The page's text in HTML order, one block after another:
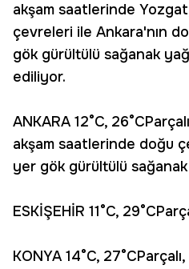
akşam saatlerinde
çevreleri ile Ankara'nın
gök gürültülü sağanak
ediliyor.
ANKARA 12°C,
akşam saatlerinde doğu
yer gök gürültülü sağanak
ESKİŞEHİR 11°C,
KONYA 14°C,